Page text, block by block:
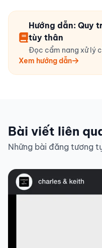
Hướng dẫn: Quy
tùy thân
Đọc cẩm nang xử lý
Xem hướng dẫn
Bài viết liên
Những bài đăng tương